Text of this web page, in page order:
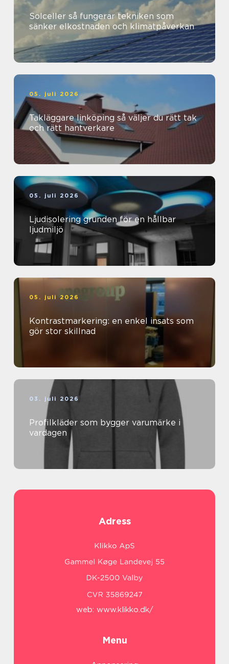
Solceller så fungerar tekniken som
sänker elkostnaden och klimatpåverkan
05. juli 2026
Takläggare linköping så väljer du rätt tak
och rätt hantverkare
05. juli 2026
Ljudisolering grunden för en hållbar
ljudmiljö
05. juli 2026
Kontrastmarkering: en enkel insats som
gör stor skillnad
03. juli 2026
Profilkläder som bygger varumärke i
vardagen
Adress
web: www.klikko.dk/
Menu